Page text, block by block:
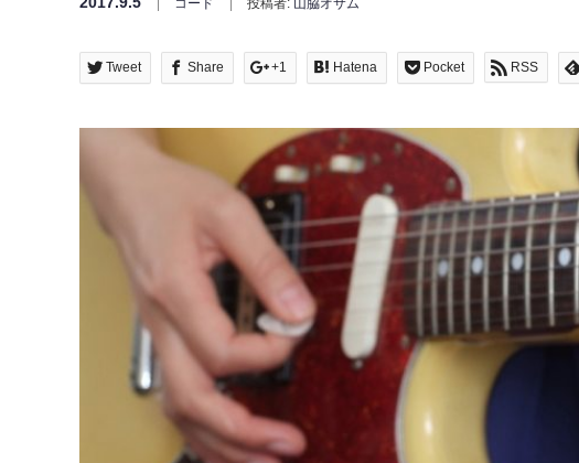
Tweet Share +1 Hatena Pocket RSS